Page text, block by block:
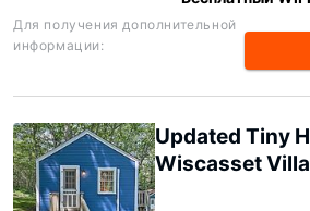
Для получения дополнительной
информации:
Updated Tiny
Wiscasset